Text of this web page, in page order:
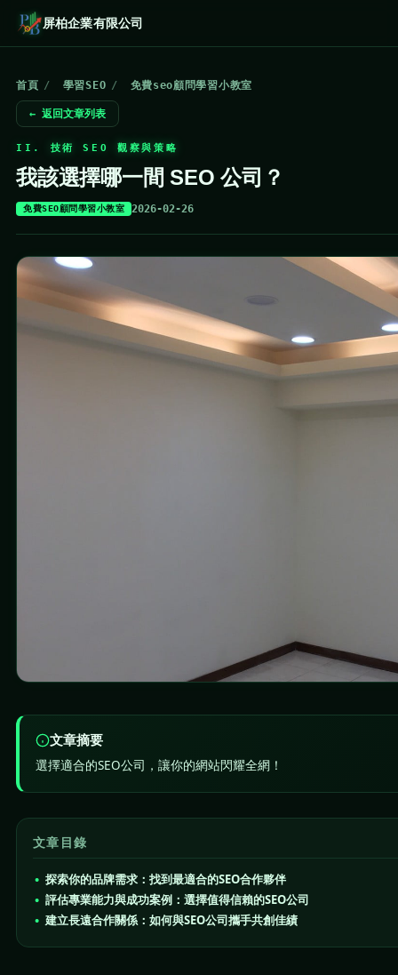
屏柏企業有限公司
首頁 / 學習SEO / 免費seo顧問學習小教室
← 返回文章列表
II. 技術 SEO 觀察與策略
我該選擇哪一間 SEO 公司？
免費SEO顧問學習小教室 2026-02-26
文章摘要
選擇適合的SEO公司，讓你的網站閃耀全網！
文章目錄
探索你的品牌需求：找到最適合的SEO合作夥伴
評估專業能力與成功案例：選擇值得信賴的SEO公司
建立長遠合作關係：如何與SEO公司攜手共創佳績